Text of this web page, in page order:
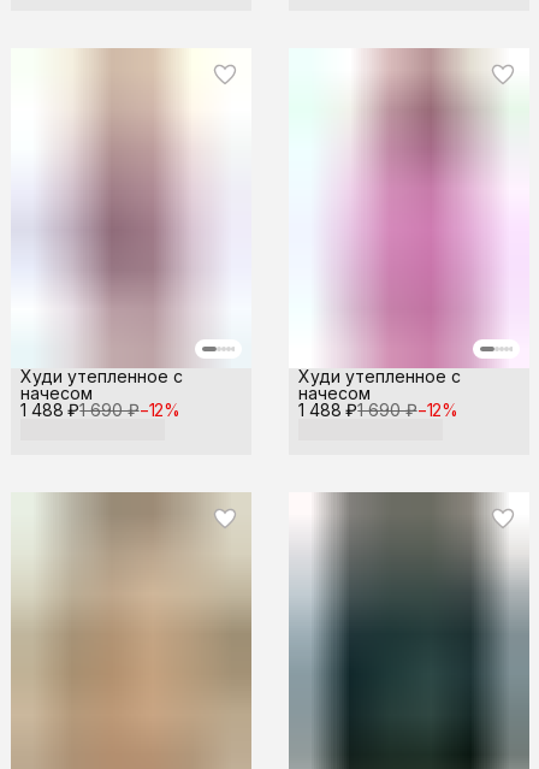
1 488 ₽1 690 ₽−12%
Худи утепленное с
начесом
1 488 ₽1 690 ₽−12%
Худи утепленное с
начесом